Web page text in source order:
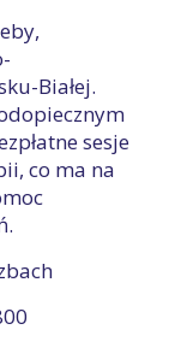
Białej.
sesje
co ma na